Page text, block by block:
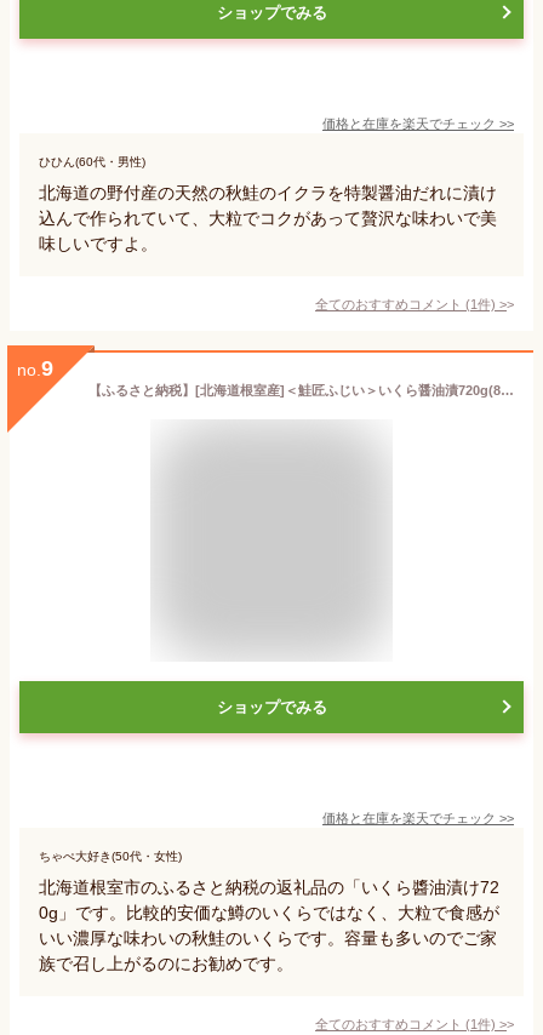
ショップでみる
価格と在庫を楽天でチェック >>
ひひん(60代・男性)
北海道の野付産の天然の秋鮭のイクラを特製醤油だれに漬け
込んで作られていて、大粒でコクがあって贅沢な味わいで美
味しいですよ。
全てのおすすめコメント (1件) >
no. 9
【ふるさと納税】[北海道根室産]＜鮭匠ふじい＞いくら醤油漬720g(80g×9P) C-42065
ショップでみる
価格と在庫を楽天でチェック >>
ちゃぺ大好き(50代・女性)
北海道根室市のふるさと納税の返礼品の「いくら醬油漬け72
0g」です。比較的安価な鱒のいくらではなく、大粒で食感が
いい濃厚な味わいの秋鮭のいくらです。容量も多いのでご家
族で召し上がるのにお勧めです。
全てのおすすめコメント (1件) >